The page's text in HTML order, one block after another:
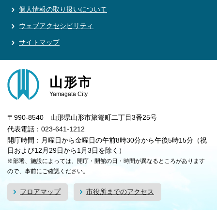
個人情報の取り扱いについて
ウェブアクセシビリティ
サイトマップ
山形市
Yamagata City
〒990-8540 山形県山形市旅篭町二丁目3番25号
代表電話：023-641-1212
開庁時間：月曜日から金曜日の午前8時30分から午後5時15分（祝
日および12月29日から1月3日を除く）
※部署、施設によっては、開庁・開館の日・時間が異なるところがあります
ので、事前にご確認ください。
フロアマップ 市役所までのアクセス